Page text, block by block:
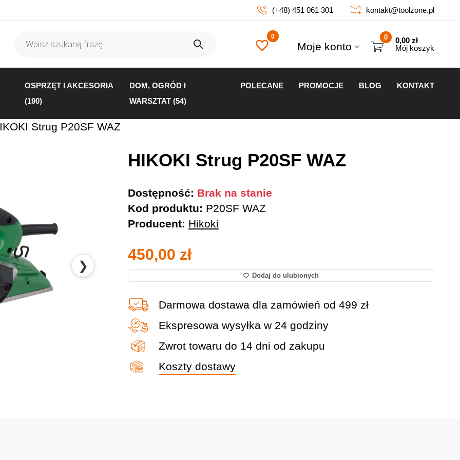
(+48) 451 061 301 kontakt@toolzone.pl
produktów
Moje konto
0,00 zł
Mój koszyk
0
OSPRZĘT I AKCESORIA
(190)
DOM, OGRÓD I
WARSZTAT (54)
POLECANE PROMOCJE BLOG KONTAKT
Strug P20SF WAZ
❯
HIKOKI Strug P20SF WAZ
Dostępność: Brak na stanie
Kod produktu: P20SF WAZ
Producent: Hikoki
450,00 zł
Dodaj do ulubionych
Darmowa dostawa dla zamówień od 499 zł
Ekspresowa wysyłka w 24 godziny
Zwrot towaru do 14 dni od zakupu
Koszty dostawy